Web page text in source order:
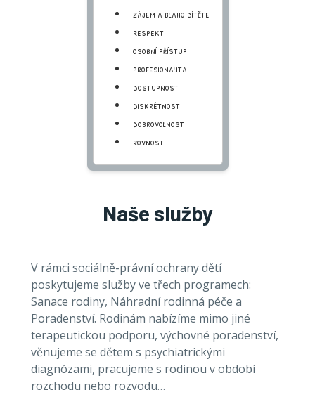
zájem a blaho dítěte
respekt
osobní přístup
profesionalita
dostupnost
diskrétnost
dobrovolnost
rovnost
Naše služby
V rámci sociálně-právní ochrany dětí
poskytujeme služby ve třech programech:
Sanace rodiny, Náhradní rodinná péče a
Poradenství. Rodinám nabízíme mimo jiné
terapeutickou podporu, výchovné poradenství,
věnujeme se dětem s psychiatrickými
diagnózami, pracujeme s rodinou v období
rozchodu nebo rozvodu…